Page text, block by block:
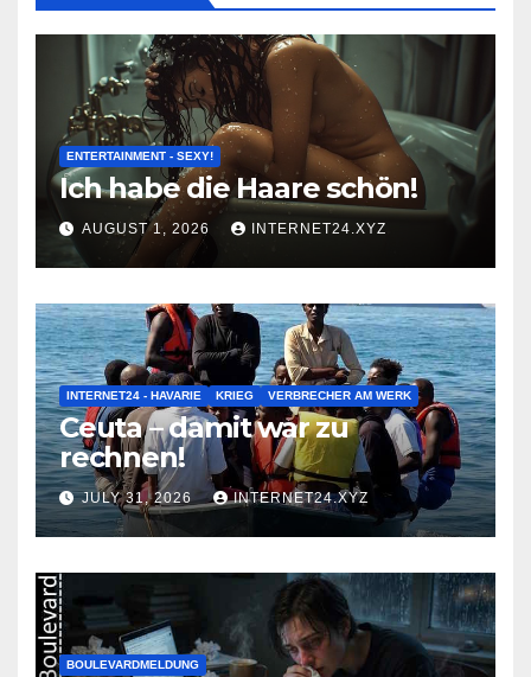
ENTERTAINMENT - SEXY!
Ich habe die Haare schön!
AUGUST 1, 2026 INTERNET24.XYZ
INTERNET24 - HAVARIE KRIEG VERBRECHER AM WERK
Ceuta – damit war zu
rechnen!
JULY 31, 2026 INTERNET24.XYZ
BOULEVARDMELDUNG